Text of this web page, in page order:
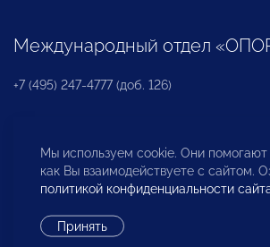
Международный отдел
+7 (495) 247-4777 (доб. 126)
Бюро по защите прав
инвесторов
Мы используем cookie. Они помогают
как Вы взаимодействуете с сайтом.
политикой конфиденциальности
Принять